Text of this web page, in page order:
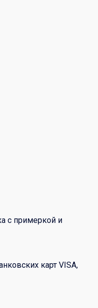
с примеркой и
карт VISA,